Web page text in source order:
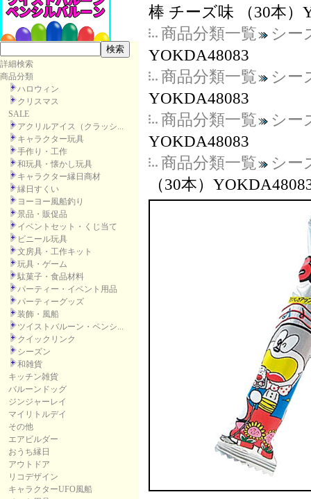
詳細検索
商品分類
ハロウィン
クリスマス
SALE
アクリルアイス（クラッシ...
キャラクター玩具
手作り・工作
和玩具・懐かし玩具
キャラクター縁日商材
縁日すくい
ヨーヨー風船釣り
景品・販促品
イベントセット・くじ当て
ビニール玩具
文房具・工作キット
玩具・ゲーム
駄菓子・食品材料
パーティー・イベント用品
パーティーグッズ
装飾・風船
ツイストバルーン・ペンシ...
クイックリンク
シーズン
和雑貨
キッチン雑貨
バルーンドッグ
ジンジャーレイ
マイリトルデイ
その他
エアビルダー
おうち縁日
アウトドア
リコデザイン
キャラクターUFO風船
棒 チーズ味 （30本）
商品分類一覧
シー
YOKDA48083
商品分類一覧
シー
YOKDA48083
商品分類一覧
シー
YOKDA48083
商品分類一覧
シー
（30本）